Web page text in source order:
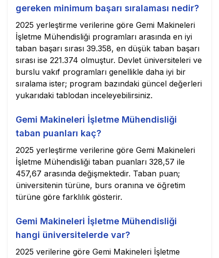
gereken minimum başarı sıralaması nedir?
2025 yerleştirme verilerine göre Gemi Makineleri
İşletme Mühendisliği programları arasında en iyi
taban başarı sırası 39.358, en düşük taban başarı
sırası ise 221.374 olmuştur. Devlet üniversiteleri ve
burslu vakıf programları genellikle daha iyi bir
sıralama ister; program bazındaki güncel değerleri
yukarıdaki tablodan inceleyebilirsiniz.
Gemi Makineleri İşletme Mühendisliği
taban puanları kaç?
2025 yerleştirme verilerine göre Gemi Makineleri
İşletme Mühendisliği taban puanları 328,57 ile
457,67 arasında değişmektedir. Taban puan;
üniversitenin türüne, burs oranına ve öğretim
türüne göre farklılık gösterir.
Gemi Makineleri İşletme Mühendisliği
hangi üniversitelerde var?
2025 verilerine göre Gemi Makineleri İşletme